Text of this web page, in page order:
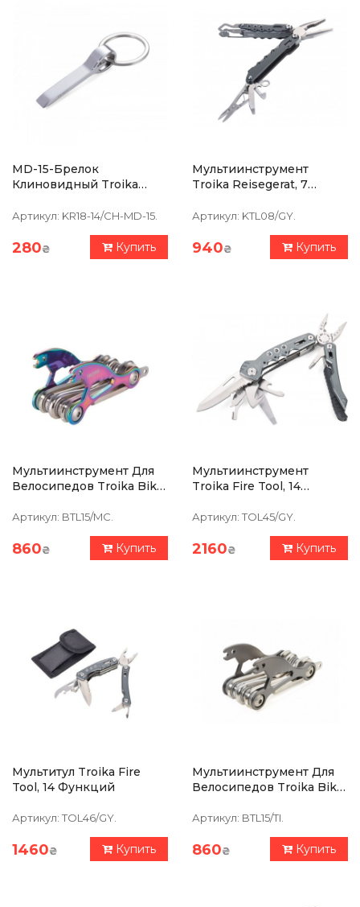
MD-15-Брелок
Клиновидный Troika
Артикул: KR18-14/CH-MD-15.
280₴ Купить
Мультиинструмент
Troika Reisegerat, 7
Артикул: KTL08/GY.
940₴ Купить
Мультиинструмент Для
Велосипедов Troika Bike
Радужная Отделка
Артикул: BTL15/MC.
860₴ Купить
Мультиинструмент
Troika Fire Tool, 14
Артикул: TOL45/GY.
2160₴ Купить
Мультитул Troika Fire
Tool, 14 Функций
Артикул: TOL46/GY.
1460₴ Купить
Мультиинструмент Для
Велосипедов Troika Bike
Артикул: BTL15/TI.
860₴ Купить